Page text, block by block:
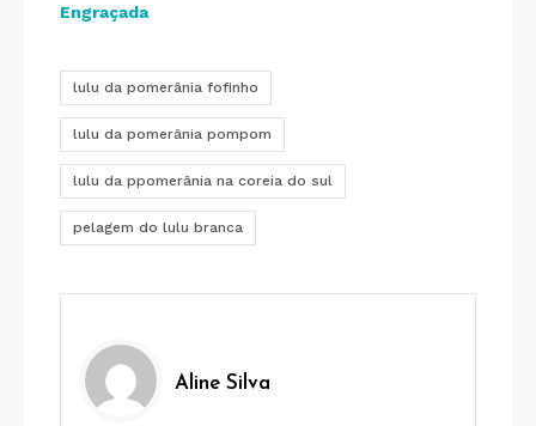
Engraçada
lulu da pomerânia fofinho
lulu da pomerânia pompom
lulu da ppomerânia na coreia do sul
pelagem do lulu branca
Aline Silva